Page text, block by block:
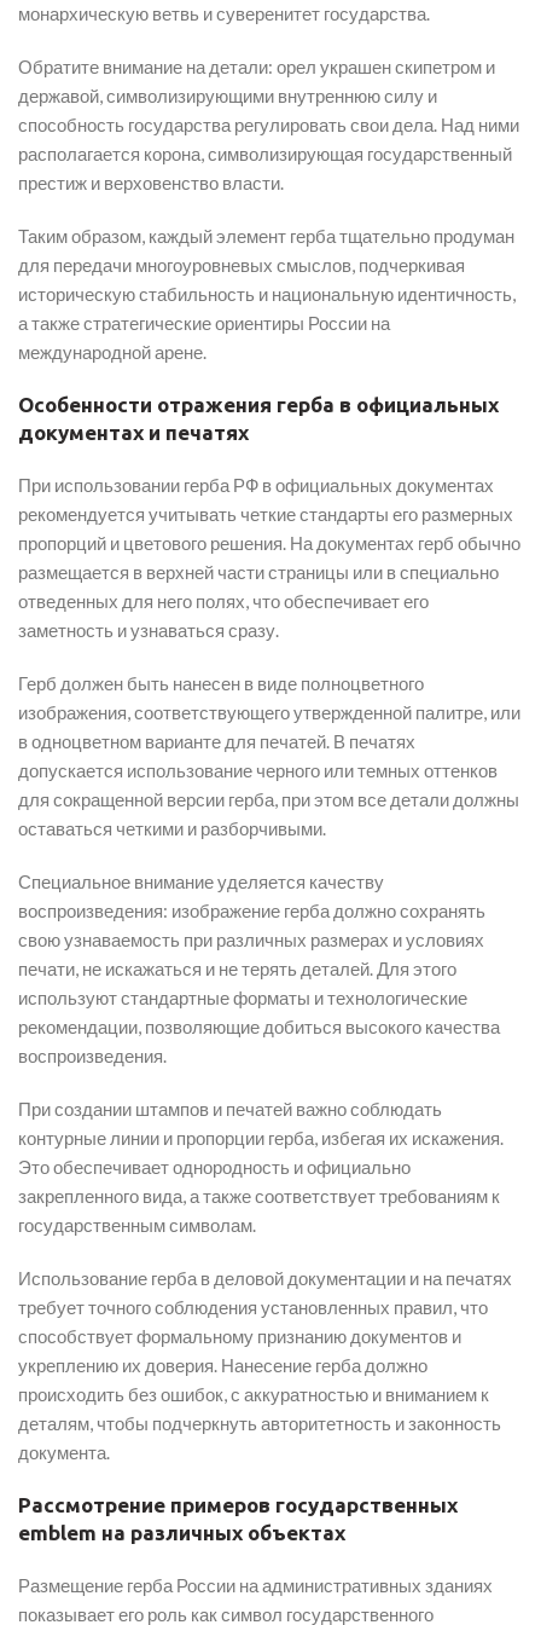
монархическую ветвь и суверенитет государства.
Обратите внимание на детали: орел украшен скипетром и
державой, символизирующими внутреннюю силу и
способность государства регулировать свои дела. Над ними
располагается корона, символизирующая государственный
престиж и верховенство власти.
Таким образом, каждый элемент герба тщательно продуман
для передачи многоуровневых смыслов, подчеркивая
историческую стабильность и национальную идентичность,
а также стратегические ориентиры России на
международной арене.
Особенности отражения герба в официальных
документах и печатях
При использовании герба РФ в официальных документах
рекомендуется учитывать четкие стандарты его размерных
пропорций и цветового решения. На документах герб обычно
размещается в верхней части страницы или в специально
отведенных для него полях, что обеспечивает его
заметность и узнаваться сразу.
Герб должен быть нанесен в виде полноцветного
изображения, соответствующего утвержденной палитре, или
в одноцветном варианте для печатей. В печатях
допускается использование черного или темных оттенков
для сокращенной версии герба, при этом все детали должны
оставаться четкими и разборчивыми.
Специальное внимание уделяется качеству
воспроизведения: изображение герба должно сохранять
свою узнаваемость при различных размерах и условиях
печати, не искажаться и не терять деталей. Для этого
используют стандартные форматы и технологические
рекомендации, позволяющие добиться высокого качества
воспроизведения.
При создании штампов и печатей важно соблюдать
контурные линии и пропорции герба, избегая их искажения.
Это обеспечивает однородность и официально
закрепленного вида, а также соответствует требованиям к
государственным символам.
Использование герба в деловой документации и на печатях
требует точного соблюдения установленных правил, что
способствует формальному признанию документов и
укреплению их доверия. Нанесение герба должно
происходить без ошибок, с аккуратностью и вниманием к
деталям, чтобы подчеркнуть авторитетность и законность
документа.
Рассмотрение примеров государственных
emblem на различных объектах
Размещение герба России на административных зданиях
показывает его роль как символ государственного